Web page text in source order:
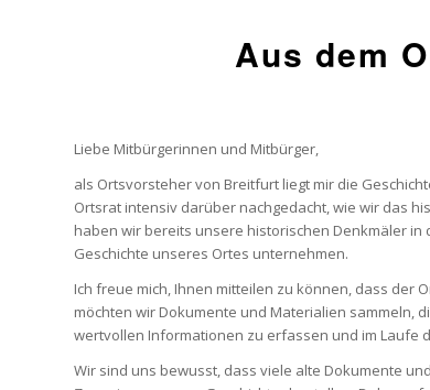
Aus dem
Liebe Mitbürgerinnen und Mitbürger,
als Ortsvorsteher von Breitfurt liegt mir die
Ortsrat intensiv darüber nachgedacht, wie wir das
haben wir bereits unsere historischen Denkmäler in
Geschichte unseres Ortes unternehmen.
Ich freue mich, Ihnen mitteilen zu können, dass der
möchten wir Dokumente und Materialien sammeln,
wertvollen Informationen zu erfassen und im Laufe
Wir sind uns bewusst, dass viele alte Dokumente